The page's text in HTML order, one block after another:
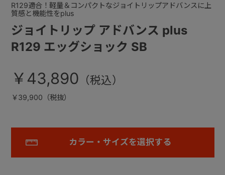
ジョイトリップ アドバンス plus
R129 エッグショック SB
R129適合！軽量＆コンパクトなジョイトリップアドバンスに上
質感と機能性をplus
￥43,890
￥39,900（税抜）
カラー・サイズを選択する